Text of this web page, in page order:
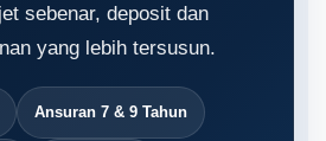
sebenar, deposit dan
yang lebih tersusun.
Ansuran 7 & 9 Tahun